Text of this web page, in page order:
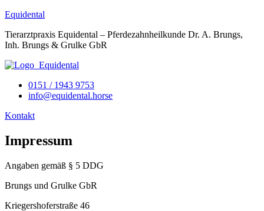
Equidental
Tierarztpraxis Equidental – Pferdezahnheilkunde Dr. A. Brungs,
Inh. Brungs & Grulke GbR
0151 / 1943 9753
info@equidental.horse
Kontakt
Impressum
Angaben gemäß § 5 DDG
Brungs und Grulke GbR
Kriegershoferstraße 46